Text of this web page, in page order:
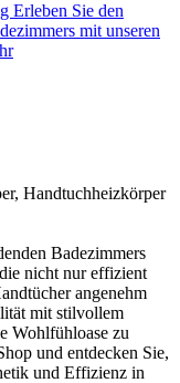
Erleben Sie den
mit unseren
Handtuchheizkörper
Badezimmers
nicht nur effizient
angenehm
mit stilvollem
Wohlfühloase zu
und entdecken Sie,
und Effizienz in